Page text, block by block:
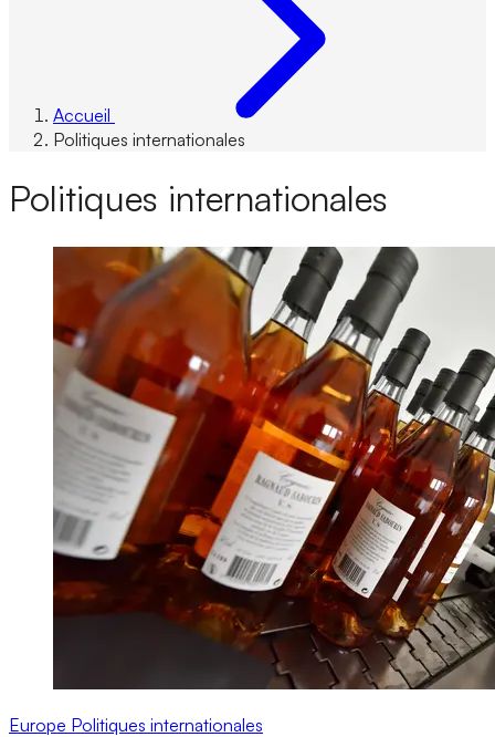
Accueil
Politiques internationales
Politiques internationales
Europe Politiques internationales